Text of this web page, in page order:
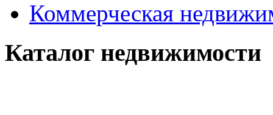
Коммерческая
Каталог недвижимости